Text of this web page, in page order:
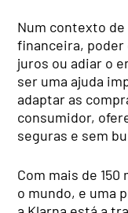
Num contexto
financeira,
juros ou adiar o
ser uma ajuda
adaptar as
consumidor,
seguras e sem
Com mais de
o mundo, e uma